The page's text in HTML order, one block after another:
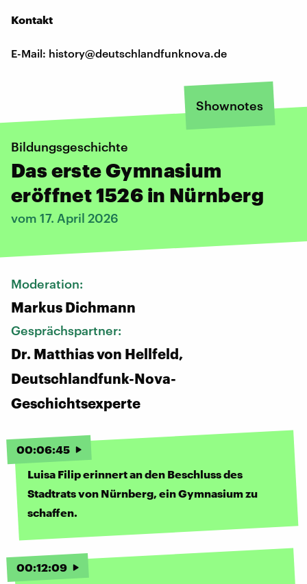
Kontakt
E-Mail: history@deutschlandfunknova.de
Shownotes
Bildungsgeschichte
Das erste Gymnasium
eröffnet 1526 in Nürnberg
vom 17. April 2026
Moderation:
Markus Dichmann
Gesprächspartner:
Dr. Matthias von Hellfeld,
Deutschlandfunk-Nova-
Geschichtsexperte
00:06:45
Luisa Filip erinnert an den Beschluss des
Stadtrats von Nürnberg, ein Gymnasium zu
schaffen.
00:12:09